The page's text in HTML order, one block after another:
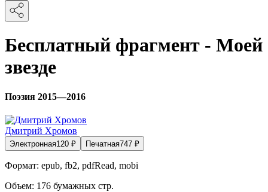
Бесплатный фрагмент - Моей
звезде
Поэзия 2015—2016
Дмитрий Хромов
Электронная120 ₽ Печатная747 ₽
Формат: epub, fb2, pdfRead, mobi
Объем: 176 бумажных стр.